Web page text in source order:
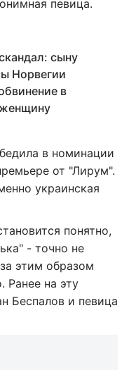
певица.
сыну
Норвегии
в
в номинации
от "Лирум".
украинская
понятно,
- точно не
этим образом
на эту
Беспалов и певица